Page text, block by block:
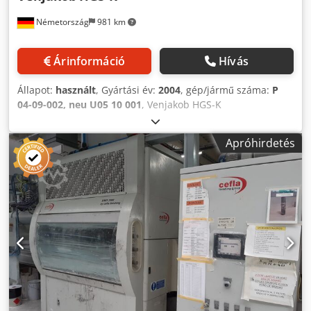
ajánlatot tudunk adni a berendezés telepítésére és
Kérésére rendszeres karbantartást és szervizelést is
biztosítunk a géphez. További információkért vegye fel
velünk a kapcsolatot!
Németország 981 km
Árinformáció Hívás
Állapot: használt, Gyártási év: 2004, gép/jármű száma: P
04-09-002, neu U05 10 001, Venjakob HGS-K
permetezőautomata Minden kép csak illusztráció Dsdpfszf
N Rajx Anpskr - Gyártó: Venjakob - Gyártási év: 2004 -
Munkaszélesség: 800 mm (1000 mm) - Jelenlegi állapot:
felújítás nélküli - Az ajánlati ár felújított állapotra
vonatkozik - Kezelői oldal: jobb oldalon - Pisztolyhajtás: duó
kivitelben - Szárazelszívás: 4.000 m³/h - Elszívócsonk
átmérője: 400 mm - Szalagos szállítórendszer - Előtolási
sebesség fokozatmentesen állítható: 3–8 m/perc - Lakk
visszanyerő rendszerrel - Pisztolyszabályozás: LS 1 -
Telepített színkörök: 1 db - Airless permetezőrendszer: 4
db Krautzberger KAA 1300 - Lakkpumpák száma: 1 db -
Szivattyú gyártója: Wagner 35-70 - Oldószeres lakkokhoz
alkalmas - Vízbázisú lakkokhoz alkalmas - Teljes
Apróhirdetés